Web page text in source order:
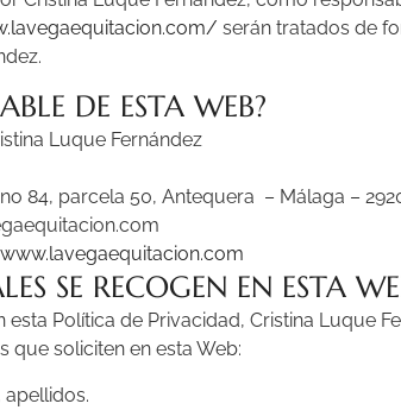
serán tratados de
DE ESTA WEB?
Luque Fernández
84, parcela 50, Antequera – Málaga –
SE RECOGEN EN ESTA
esta Política de Privacidad, Cristina
que soliciten en esta Web:
apellidos.